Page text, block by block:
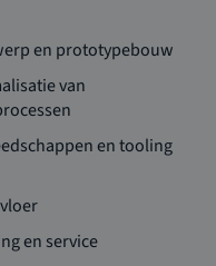
en prototypebouw
van
en tooling
en service